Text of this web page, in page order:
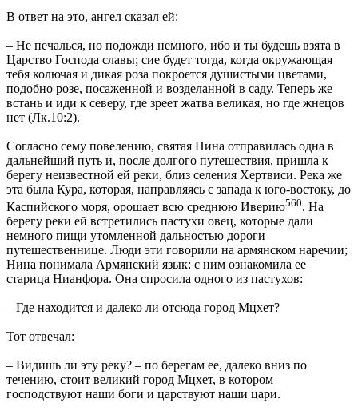
В ответ на это, ангел сказал ей:
– Не печалься, но подожди немного, ибо и ты будешь взята в
Царство Господа славы; сие будет тогда, когда окружающая
тебя колючая и дикая роза покроется душистыми цветами,
подобно розе, посаженной и возделанной в саду. Теперь же
встань и иди к северу, где зреет жатва великая, но где жнецов
нет (Лк.10:2).
Согласно сему повелению, святая Нина отправилась одна в
дальнейший путь и, после долгого путешествия, пришла к
берегу неизвестной ей реки, близ селения Хертвиси. Река же
эта была Кура, которая, направляясь с запада к юго-востоку, до
Каспийского моря, орошает всю среднюю Иверию560. На
берегу реки ей встретились пастухи овец, которые дали
немного пищи утомленной дальностью дороги
путешественнице. Люди эти говорили на армянском наречии;
Нина понимала Армянский язык: с ним ознакомила ее
старица Нианфора. Она спросила одного из пастухов:
– Где находится и далеко ли отсюда город Мцхет?
Тот отвечал:
– Видишь ли эту реку? – по берегам ее, далеко вниз по
течению, стоит великий город Мцхет, в котором
господствуют наши боги и царствуют наши цари.